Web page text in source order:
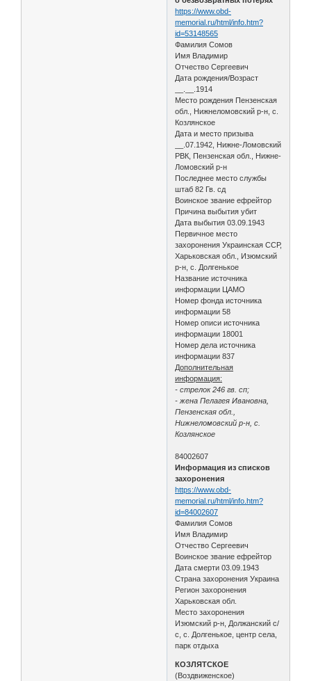
https://www.obd-
memorial.ru/html/info.htm?
id=53148565
Фамилия Сомов
Имя Владимир
Отчество Сергеевич
Дата рождения/Возраст
__.__.1914
Место рождения Пензенская
обл., Нижнеломовский р-н, с.
Козлянское
Дата и место призыва
__.07.1942, Нижне-Ломовский
РВК, Пензенская обл., Нижне-
Ломовский р-н
Последнее место службы
штаб 82 Гв. сд
Воинское звание ефрейтор
Причина выбытия убит
Дата выбытия 03.09.1943
Первичное место
захоронения Украинская ССР,
Харьковская обл., Изюмский
р-н, с. Долгенькое
Название источника
информации ЦАМО
Номер фонда источника
информации 58
Номер описи источника
информации 18001
Номер дела источника
информации 837
Дополнительная
информация:
- стрелок 246 гв. сп;
- жена Пелагея Ивановна,
Пензенская обл.,
Нижнеломовский р-н, с.
Козлянское
84002607
Информация из списков
захоронения
https://www.obd-
memorial.ru/html/info.htm?
id=84002607
Фамилия Сомов
Имя Владимир
Отчество Сергеевич
Воинское звание ефрейтор
Дата смерти 03.09.1943
Страна захоронения Украина
Регион захоронения
Харьковская обл.
Место захоронения
Изюмский р-н, Должанский с/
с, с. Долгенькое, центр села,
парк отдыха
КОЗЛЯТСКОЕ
(Воздвиженское)